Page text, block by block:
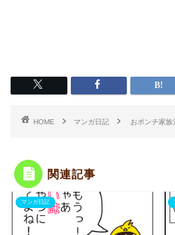
HOME マンガ日記 おポンチ家族
関連記事
マンガ日記